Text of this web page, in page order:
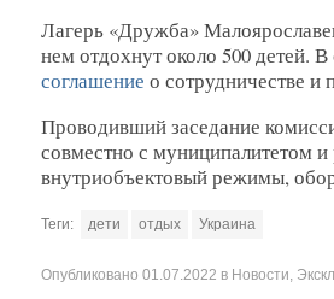
Лагерь «Дружба»
нем отдохнут около 500 детей.
соглашение о сотрудничестве
Проводивший заседание
совместно с муниципалитетом
внутриобъектовый режимы,
Теги: дети отдых Украина
Опубликовано 01.07.2022 в Новости